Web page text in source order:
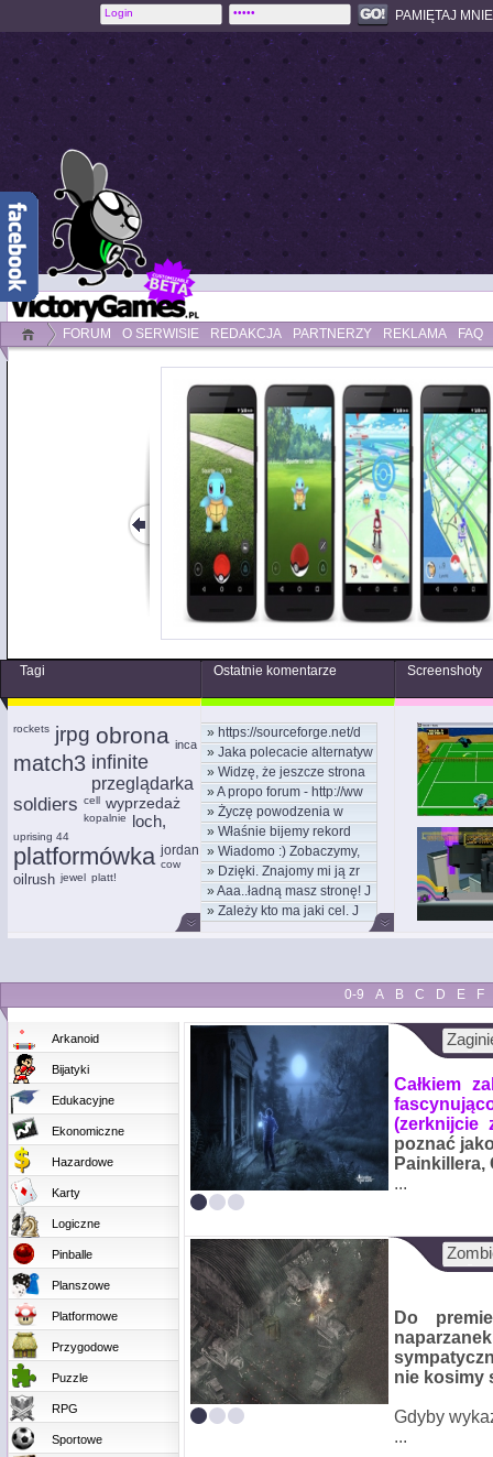
PAMIĘTAJ
FORUM O SERWISIE REDAKCJA PARTNERZY REKLAMA FAQ
Tagi Ostatnie komentarze Screenshoty
rockets jrpg obrona inca
match3 infinite
przeglądarka
soldiers cell wyprzedaż
kopalnie loch,
uprising 44
platformówka jordan
cow
oilrush jewel platt!
» https://sourceforge.net/d
» Jaka polecacie alternatyw
» Widzę, że jeszcze strona
»A propo forum - http://ww
» Życzę powodzenia w
nowym
» Właśnie bijemy rekord
kom
» Wiadomo :) Zobaczymy,
moż
» Dzięki. Znajomy mi ją zr
»Aaa..ładną masz stronę! J
» Zależy kto ma jaki cel. J
0-9 A B C D E F
Arkanoid
Bijatyki
Edukacyjne
Ekonomiczne
Hazardowe
Karty
Logiczne
Pinballe
Planszowe
Platformowe
Przygodowe
Puzzle
RPG
Sportowe
Całkiem
(zerknijcie
poznać
Painkillera,
...
Do
nie kosimy
Gdyby
...